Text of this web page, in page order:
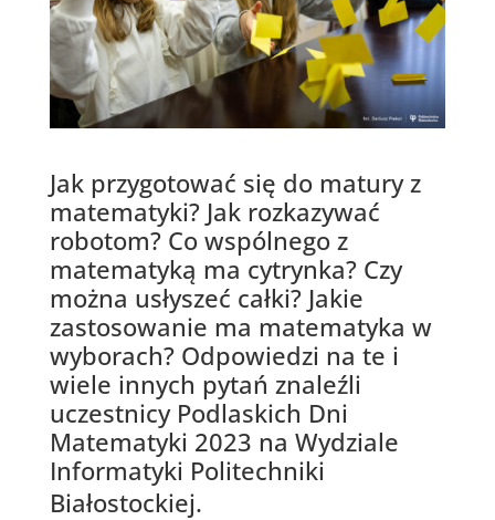
Jak przygotować się do matury z
matematyki? Jak rozkazywać
robotom? Co wspólnego z
matematyką ma cytrynka? Czy
można usłyszeć całki? Jakie
zastosowanie ma matematyka w
wyborach? Odpowiedzi na te i
wiele innych pytań znaleźli
uczestnicy Podlaskich Dni
Matematyki 2023 na Wydziale
Informatyki Politechniki
Białostockiej.